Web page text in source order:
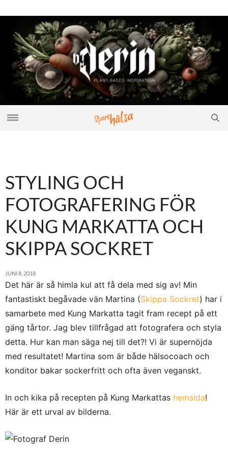
STYLING OCH
FOTOGRAFERING FÖR
KUNG MARKATTA OCH
SKIPPA SOCKRET
JUNI 8, 2018
Det här är så himla kul att få dela med sig av! Min
fantastiskt begåvade vän Martina (Skippa Sockret) har i
samarbete med Kung Markatta tagit fram recept på ett
gäng tårtor. Jag blev tillfrågad att fotografera och styla
detta. Hur kan man säga nej till det?! Vi är supernöjda
med resultatet! Martina som är både hälsocoach och
konditor bakar sockerfritt och ofta även veganskt.
In och kika på recepten på Kung Markattas hemsida!
Här är ett urval av bilderna.